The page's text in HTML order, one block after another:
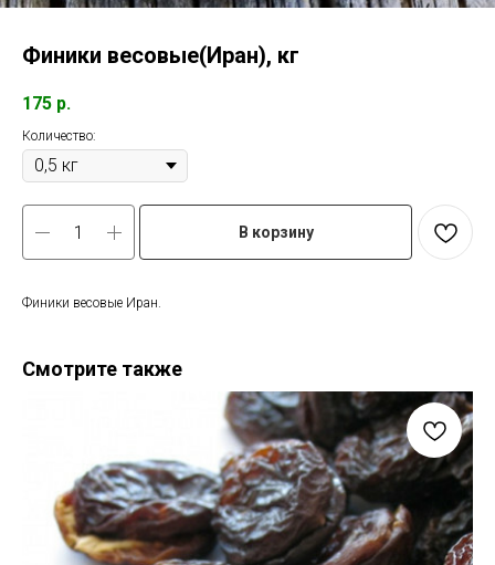
Финики весовые(Иран), кг
175 р.
Количество:
В корзину
Финики весовые Иран.
Смотрите также